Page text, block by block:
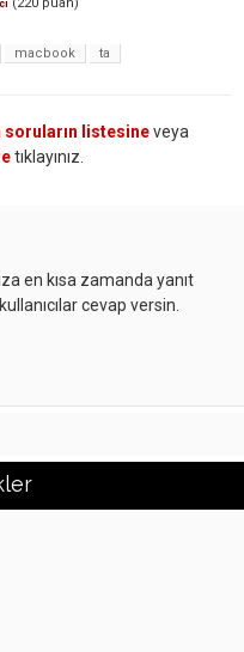
macbook
ta
soruların listesineveya
tıklayınız.
en kısa zamanda yanıt
cevap versin.